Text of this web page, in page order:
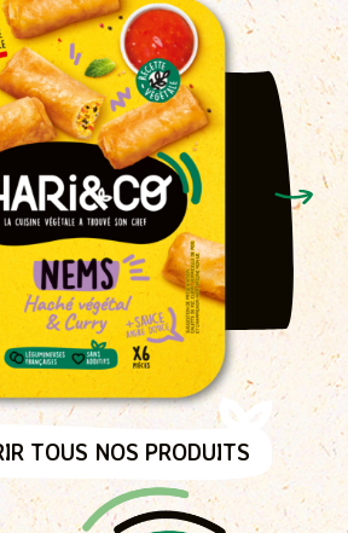
TOUS NOS PRODUITS